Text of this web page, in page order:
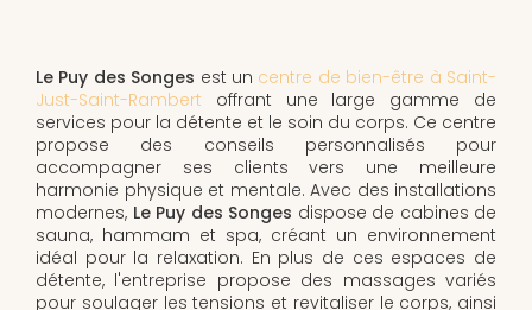
Le Puy des Songes est un centre de bien-être à Saint-
Just-Saint-Rambert offrant une large gamme de
services pour la détente et le soin du corps. Ce centre
propose des conseils personnalisés pour
accompagner ses clients vers une meilleure
harmonie physique et mentale. Avec des installations
modernes, Le Puy des Songes dispose de cabines de
sauna, hammam et spa, créant un environnement
idéal pour la relaxation. En plus de ces espaces de
détente, l'entreprise propose des massages variés
pour soulager les tensions et revitaliser le corps, ainsi